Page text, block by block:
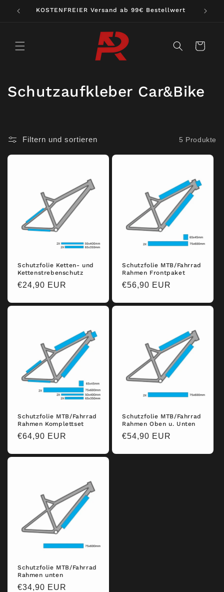
zum
KOSTENFREIER Versand ab 99€ Bestellwert
Warenkorb
K
Schutzaufkleber Car&Bike
Filtern und sortieren 5 Produkte
Schutzfolie Ketten- und
Kettenstrebenschutz
Normaler
€24,90 EUR
Schutzfolie MTB/Fahrrad
Rahmen Frontpaket
Normaler
€56,90 EUR
Schutzfolie MTB/Fahrrad
Rahmen Komplettset
Normaler
€64,90 EUR
Schutzfolie MTB/Fahrrad
Rahmen Oben u. Unten
Normaler
€54,90 EUR
Schutzfolie MTB/Fahrrad
Rahmen unten
Normaler
€34,90 EUR